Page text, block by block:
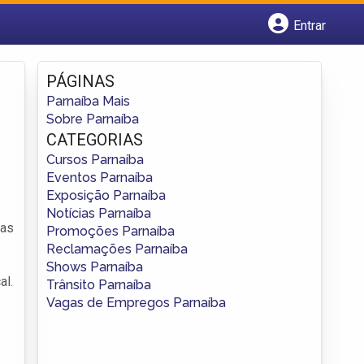
Entrar
Fazer login
Criar conta
PÁGINAS
Parnaíba Mais
Sobre Parnaíba
CATEGORIAS
Cursos Parnaíba
Eventos Parnaíba
Exposição Parnaíba
Notícias Parnaíba
Promoções Parnaíba
Reclamações Parnaíba
Shows Parnaíba
Trânsito Parnaíba
Vagas de Empregos Parnaíba